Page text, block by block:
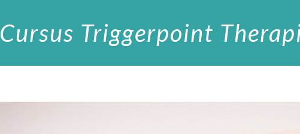
Cursus Triggerpoint